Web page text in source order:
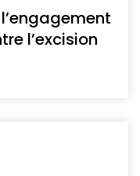
l’excision